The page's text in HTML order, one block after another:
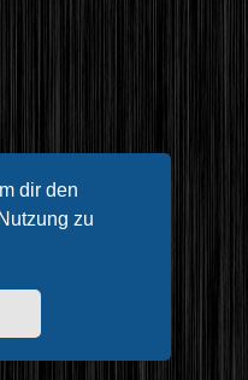
dir den
zu